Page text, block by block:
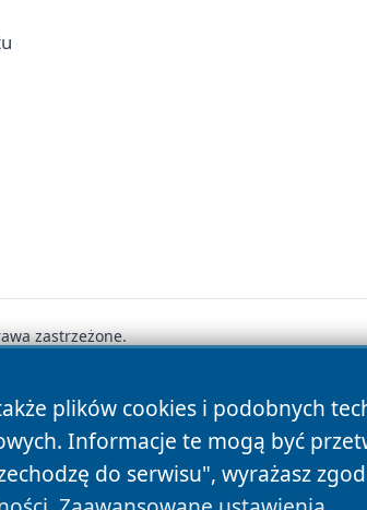
plików cookies i podobnych
Informacje te mogą być
do serwisu", wyrażasz
zastrzeżone.
Cookies